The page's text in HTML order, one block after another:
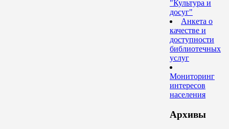
"Культура и
досуг"
Анкета о
качестве и
доступности
библиотечных
услуг
Мониторинг
интересов
населения
Архивы